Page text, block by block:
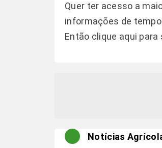
Quer ter acesso a
informações de
Então clique aqui para
Notícias